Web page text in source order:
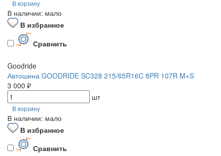
В корзину
В наличии: мало
В избранное
Сравнить
Goodride
Автошина GOODRIDE SC328 215/65R16C 8PR 107R M+S
3 000 ₽
шт
В корзину
В наличии: мало
В избранное
Сравнить